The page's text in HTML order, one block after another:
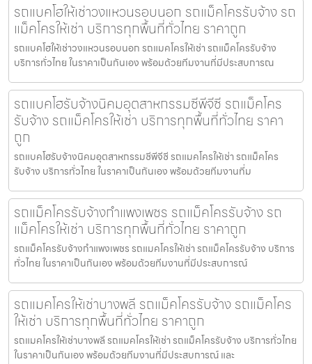
รถแบคโฮให้เช่าวงแหวนรอบนอก รถแม็คโครรับจ้าง รถ
แม็คโครให้เช่า บริการทุกพื้นที่ทั่วไทย ราคาถูก
รถแบคโฮให้เช่าวงแหวนรอบนอก รถแมคโครให้เช่า รถแม็คโครรับจ้าง
บริการทั่วไทย ในราคาเป็นกันเอง พร้อมด้วยทีมงานที่มีประสบการณ
รถแบคโฮรับจ้างนิคมอุตสาหกรรมซีพีจีซี รถแม็คโคร
รับจ้าง รถแม็คโครให้เช่า บริการทุกพื้นที่ทั่วไทย ราคา
ถูก
รถแบคโฮรับจ้างนิคมอุตสาหกรรมซีพีจีซี รถแมคโครให้เช่า รถแม็คโคร
รับจ้าง บริการทั่วไทย ในราคาเป็นกันเอง พร้อมด้วยทีมงานที่ม
รถแม็คโครรับจ้างกำแพงเพชร รถแม็คโครรับจ้าง รถ
แม็คโครให้เช่า บริการทุกพื้นที่ทั่วไทย ราคาถูก
รถแม็คโครรับจ้างกำแพงเพชร รถแมคโครให้เช่า รถแม็คโครรับจ้าง บริการ
ทั่วไทย ในราคาเป็นกันเอง พร้อมด้วยทีมงานที่มีประสบการณ์
รถแมคโครให้เช่าบางพลี รถแม็คโครรับจ้าง รถแม็คโคร
ให้เช่า บริการทุกพื้นที่ทั่วไทย ราคาถูก
รถแมคโครให้เช่าบางพลี รถแมคโครให้เช่า รถแม็คโครรับจ้าง บริการทั่วไทย
ในราคาเป็นกันเอง พร้อมด้วยทีมงานที่มีประสบการณ์ และ